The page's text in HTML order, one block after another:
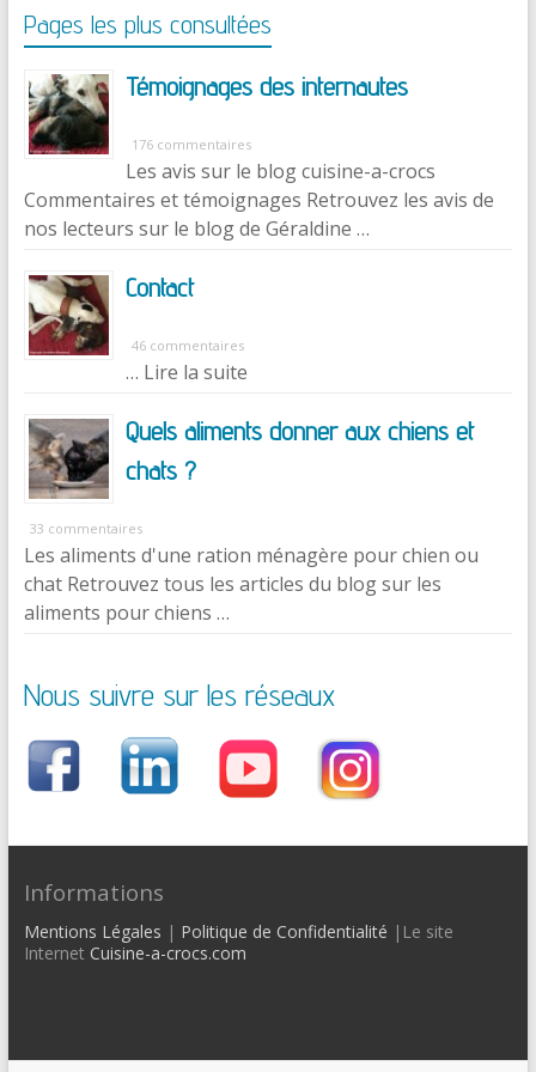
Pages les plus consultées
Témoignages des internautes
176 commentaires
Les avis sur le blog cuisine-a-crocs
Commentaires et témoignages Retrouvez les avis de
nos lecteurs sur le blog de Géraldine …
Contact
46 commentaires
… Lire la suite
Quels aliments donner aux chiens et
chats ?
33 commentaires
Les aliments d'une ration ménagère pour chien ou
chat Retrouvez tous les articles du blog sur les
aliments pour chiens …
Nous suivre sur les réseaux
Informations
Mentions Légales | Politique de Confidentialité |Le site
Internet Cuisine-a-crocs.com